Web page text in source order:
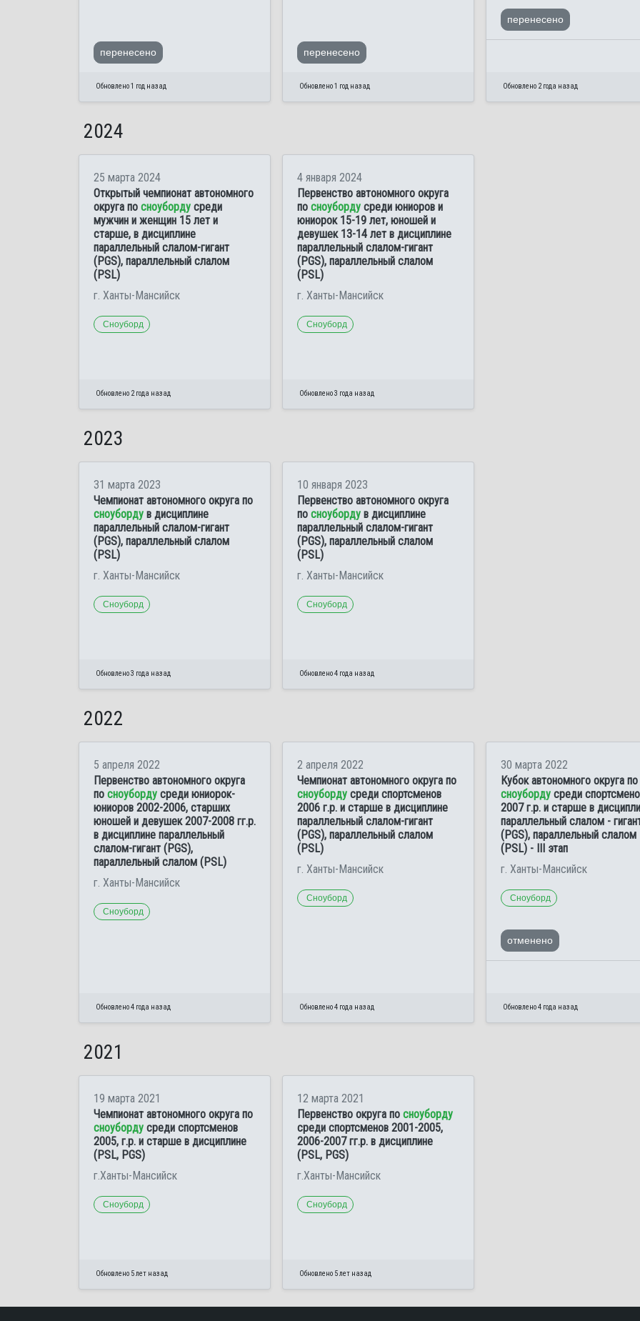
перенесено
Обновлено 1 год назад
перенесено
Обновлено 1 год назад
перенесено
Обновлено 2 года назад
2024
25 марта 2024
Открытый чемпионат автономного
округа по сноуборду среди
мужчин и женщин 15 лет и
старше, в дисциплине
параллельный слалом-гигант
(PGS), параллельный слалом
(PSL)
г. Ханты-Мансийск
Сноуборд
Обновлено 2 года назад
4 января 2024
Первенство автономного округа
по сноуборду среди юниоров и
юниорок 15-19 лет, юношей и
девушек 13-14 лет в дисциплине
параллельный слалом-гигант
(PGS), параллельный слалом
(PSL)
г. Ханты-Мансийск
Сноуборд
Обновлено 3 года назад
2023
31 марта 2023
Чемпионат автономного округа по
сноуборду в дисциплине
параллельный слалом-гигант
(PGS), параллельный слалом
(PSL)
г. Ханты-Мансийск
Сноуборд
Обновлено 3 года назад
10 января 2023
Первенство автономного округа
по сноуборду в дисциплине
параллельный слалом-гигант
(PGS), параллельный слалом
(PSL)
г. Ханты-Мансийск
Сноуборд
Обновлено 4 года назад
2022
5 апреля 2022
Первенство автономного округа
по сноуборду среди юниорок-
юниоров 2002-2006, старших
юношей и девушек 2007-2008 гг.р.
в дисциплине параллельный
слалом-гигант (PGS),
параллельный слалом (PSL)
г. Ханты-Мансийск
Сноуборд
Обновлено 4 года назад
2 апреля 2022
Чемпионат автономного округа по
сноуборду среди спортсменов
2006 г.р. и старше в дисциплине
параллельный слалом-гигант
(PGS), параллельный слалом
(PSL)
г. Ханты-Мансийск
Сноуборд
Обновлено 4 года назад
30 марта 2022
Кубок автономного округа по
сноуборду среди
2007 г.р. и старше в
параллельный слалом -
(PGS), параллельный слалом
(PSL) - III этап
г. Ханты-Мансийск
Сноуборд
отменено
Обновлено 4 года назад
2021
19 марта 2021
Чемпионат автономного округа по
сноуборду среди спортсменов
2005, г.р. и старше в дисциплине
(PSL, PGS)
г.Ханты-Мансийск
Сноуборд
Обновлено 5 лет назад
12 марта 2021
Первенство округа по сноуборду
среди спортсменов 2001-2005,
2006-2007 гг.р. в дисциплине
(PSL, PGS)
г.Ханты-Мансийск
Сноуборд
Обновлено 5 лет назад